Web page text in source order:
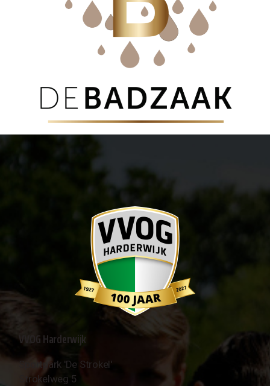
VVOG Harderwijk
Sportpark 'De Strokel'
Strokelweg 5